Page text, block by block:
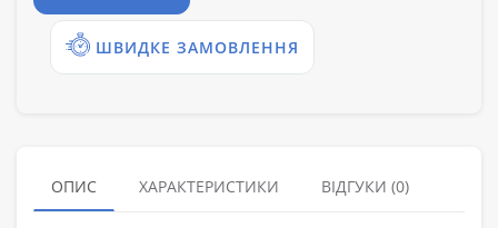
ШВИДКЕ ЗАМОВЛЕННЯ
ОПИС ХАРАКТЕРИСТИКИ ВІДГУКИ (0)